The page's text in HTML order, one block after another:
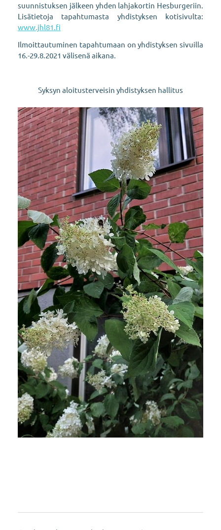
suunnistuksen jälkeen yhden lahjakortin Hesburgeriin.
Lisätietoja tapahtumasta yhdistyksen kotisivulta:
www.jhl81.fi
Ilmoittautuminen tapahtumaan on yhdistyksen sivuilla
16.-29.8.2021 välisenä aikana.
Syksyn aloitusterveisin yhdistyksen hallitus